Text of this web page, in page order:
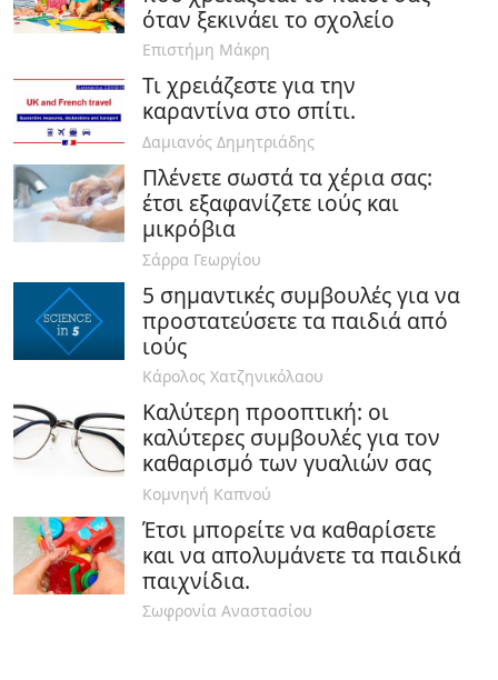
όταν ξεκινάει το σχολείο
Επιστήμη Μάκρη
Τι χρειάζεστε για την
καραντίνα στο σπίτι.
Δαμιανός Δημητριάδης
Πλένετε σωστά τα χέρια σας:
έτσι εξαφανίζετε ιούς και
μικρόβια
Σάρρα Γεωργίου
5 σημαντικές συμβουλές για να
προστατεύσετε τα παιδιά από
ιούς
Κάρολος Χατζηνικόλαου
Καλύτερη προοπτική: οι
καλύτερες συμβουλές για τον
καθαρισμό των γυαλιών σας
Κομνηνή Καπνού
Έτσι μπορείτε να καθαρίσετε
και να απολυμάνετε τα παιδικά
παιχνίδια.
Σωφρονία Αναστασίου